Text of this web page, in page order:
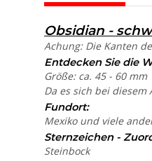
Obsidian -
Achung: Die Kanten
Entdecken Sie die
Größe: ca. 45 - 60 mm
Da es sich bei
Fundort:
Mexiko und viele
Sternzeichen -
Steinbock